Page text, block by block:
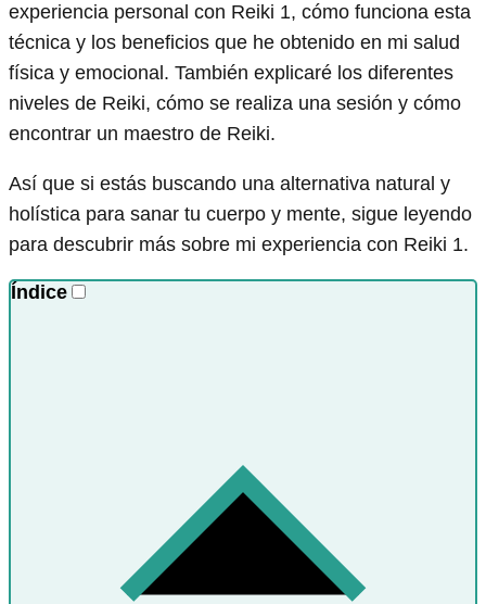
experiencia personal con Reiki 1, cómo funciona esta
técnica y los beneficios que he obtenido en mi salud
física y emocional. También explicaré los diferentes
niveles de Reiki, cómo se realiza una sesión y cómo
encontrar un maestro de Reiki.
Así que si estás buscando una alternativa natural y
holística para sanar tu cuerpo y mente, sigue leyendo
para descubrir más sobre mi experiencia con Reiki 1.
Índice